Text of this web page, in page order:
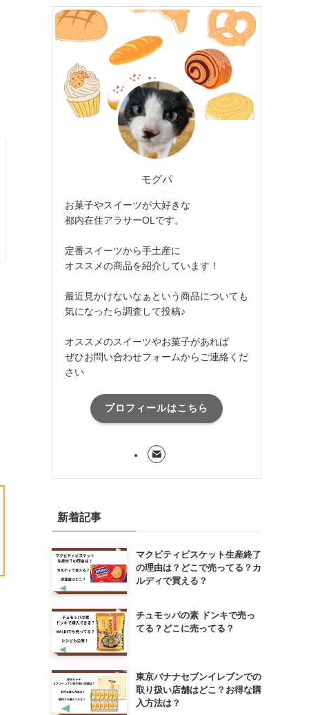
モグパ
お菓子やスイーツが大好きな
都内在住アラサーOLです。
定番スイーツから手土産に
オススメの商品を紹介しています！
最近見かけないなぁという商品についても
気になったら調査して投稿♪
オススメのスイーツやお菓子があれば
ぜひお問い合わせフォームからご連絡くだ
さい
プロフィールはこちら
新着記事
マクビティビスケット生産終了
の理由は？どこで売ってる？カ
ルディで買える？
チュモッパの素 ドンキで売っ
てる？どこに売ってる？
東京バナナセブンイレブンでの
取り扱い店舗はどこ？お得な購
入方法は？